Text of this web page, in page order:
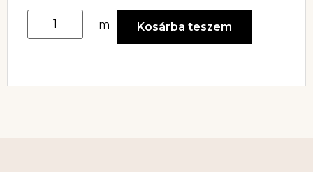
m Kosárba teszem